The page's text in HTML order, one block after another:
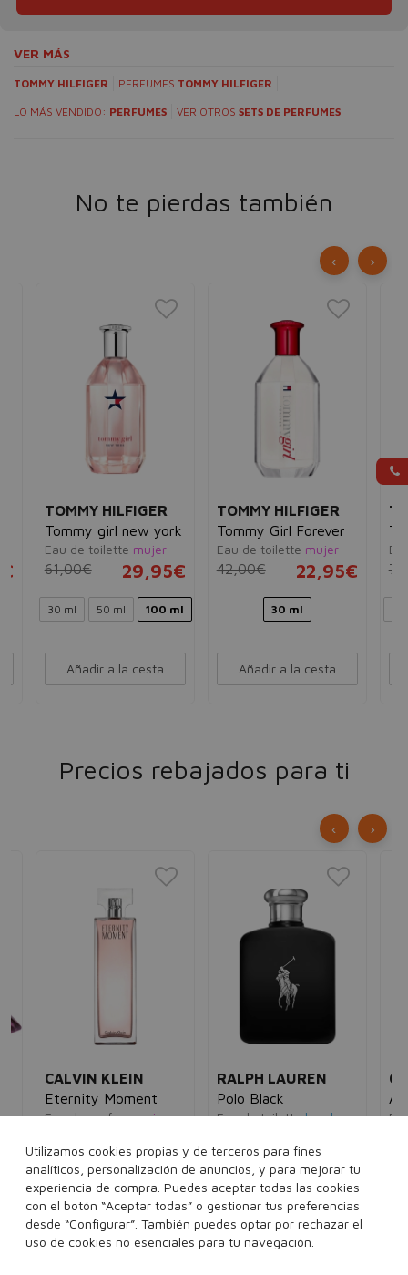
VER MÁS
TOMMY HILFIGER PERFUMES TOMMY HILFIGER
LO MÁS VENDIDO: PERFUMES VER OTROS SETS DE PERFUMES
No te pierdas también
TOMMY HILFIGER
Tommy girl new york
Eau de toilette mujer
61,00€ 29,95€
30 ml 50 ml 100 ml
Añadir a la cesta
TOMMY HILFIGER
Tommy Girl Forever
Eau de toilette mujer
42,00€ 22,95€
30 ml
Añadir a la cesta
‹ ›
Precios rebajados para ti
CALVIN KLEIN
Eternity Moment
Eau de parfum mujer
100 ml
Añadir a la cesta
RALPH LAUREN
Polo Black
Eau de toilette hombre
75 ml 125 ml
Añadir a la cesta
‹ ›
Utilizamos cookies propias y de terceros para fines
analíticos, personalización de anuncios, y para mejorar tu
experiencia de compra. Puedes aceptar todas las cookies
con el botón “Aceptar todas” o gestionar tus preferencias
desde “Configurar”. También puedes optar por rechazar el
uso de cookies no esenciales para tu navegación.